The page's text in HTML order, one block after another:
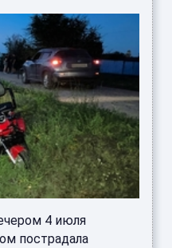
4 июля
пострадала